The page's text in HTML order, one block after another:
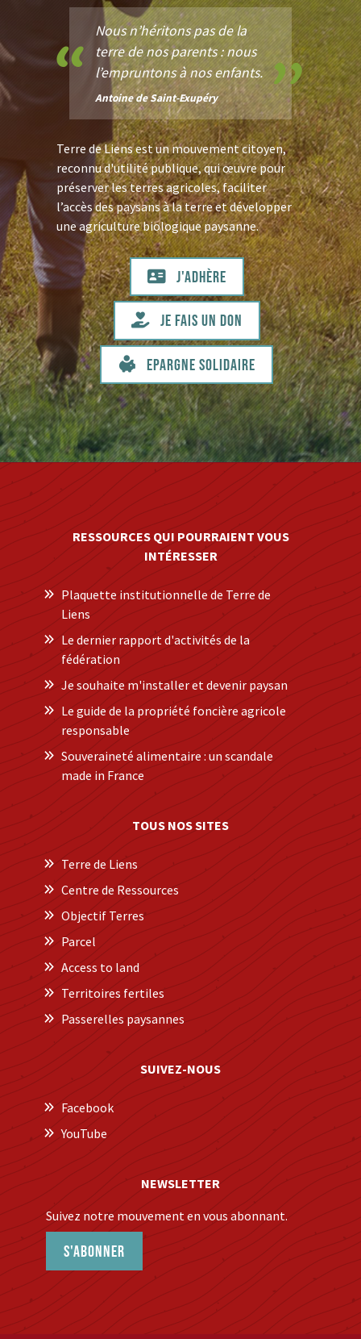
Nous n’héritons pas de la
terre de nos parents : nous
l’empruntons à nos enfants.
Antoine de Saint-Exupéry
Terre de Liens est un mouvement citoyen,
reconnu d'utilité publique, qui œuvre pour
préserver les terres agricoles, faciliter
l’accès des paysans à la terre et développer
une agriculture biologique paysanne.
J'adhère
Je fais un don
Epargne solidaire
RESSOURCES QUI POURRAIENT VOUS
INTÉRESSER
Plaquette institutionnelle de Terre de
Liens
Le dernier rapport d'activités de la
fédération
Je souhaite m'installer et devenir paysan
Le guide de la propriété foncière agricole
responsable
Souveraineté alimentaire : un scandale
made in France
TOUS NOS SITES
Terre de Liens
Centre de Ressources
Objectif Terres
Parcel
Access to land
Territoires fertiles
Passerelles paysannes
SUIVEZ-NOUS
Facebook
YouTube
NEWSLETTER
Suivez notre mouvement en vous abonnant.
S'abonner